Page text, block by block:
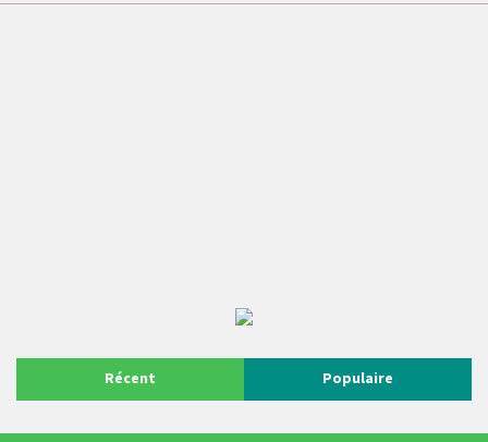
Récent Populaire